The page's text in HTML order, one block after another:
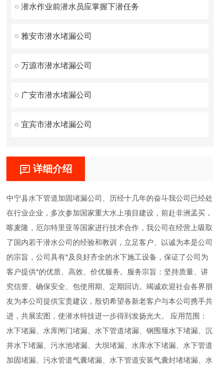
潜水作业前潜水员应掌握下潜任务
雅安市潜水堵漏公司
万源市潜水堵漏公司
广安市潜水堵漏公司
宜宾市潜水堵漏公司
详细介绍
中宁县水下管道加固堵漏公司、历经十几年的奋斗我公司已经处
在行业企业，多次参加国家重大水上项目建设，前赴非洲孟买，
喀麦隆，厄尔特里亚等国家进行技术合作，我公司在经营上吸取
了国内若干潜水公司的经验和教训，立足客户、以诚为本是公司
的宗旨，公司具有*及良好齐全的水下施工设备，保证了公司为
客户提供*的优质、高效、价优服务。服务宗旨：坚持质量、讲
究信誉、确保安全、包使用期、定期回访。竭诚欢迎社会各界朋
友为本公司提供宝贵建议，殷切希望各新老客户与本公司携手共
进，共展宏图，使潜水特技进一步得到发扬光大。 应用范围：
水下堵漏、水库闸门堵漏、水下管道堵漏、钢围堰水下堵漏、沉
井水下堵漏、污水池堵漏、大坝堵漏、水库水下堵漏、水下管道
加固堵漏、污水管道气囊堵漏、水下管道安装气囊封堵堵漏、水